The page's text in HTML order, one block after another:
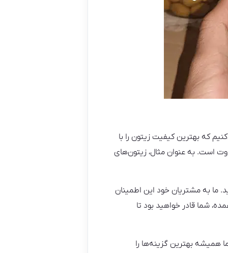
که بهترین کیفیت زیتون را با
است. به عنوان مثال، زیتون‌های
ما به مشتریان خود این اطمینان
شما قادر خواهید بود تا
همیشه بهترین گزینه‌ها را